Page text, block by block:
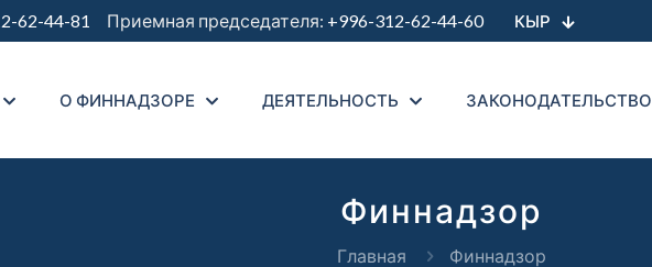
62-44-81 Приемная председателя: +996-312-62-44-60 КЫР
О ФИННАДЗОРЕ ДЕЯТЕЛЬНОСТЬ ЗАКОНОДАТЕЛЬСТВО
Финнадзор
Главная Финнадзор